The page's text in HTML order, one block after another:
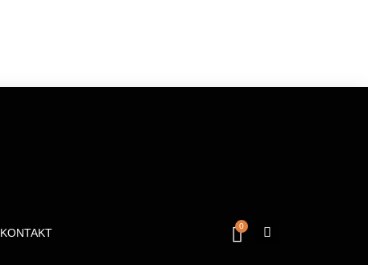
KONTAKT
0